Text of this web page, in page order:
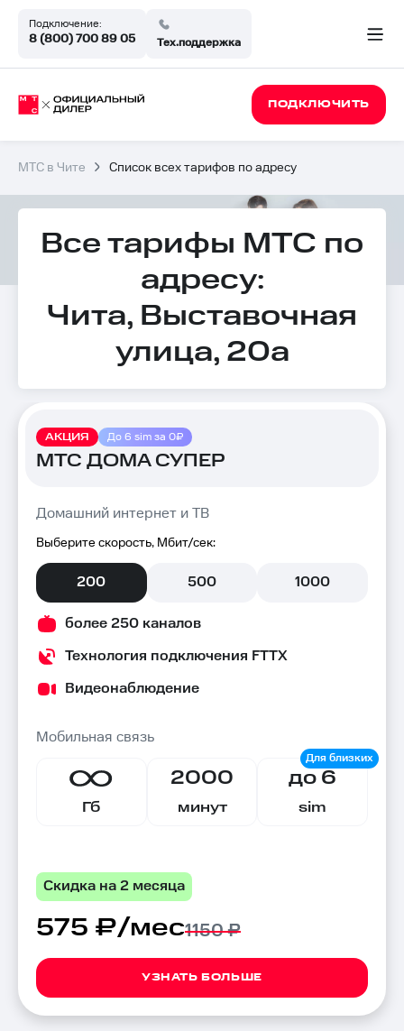
Подключение:
8 (800) 700 89 05 Тех.поддержка
ПОДКЛЮЧИТЬ
МТС в Чите Список всех тарифов по адресу
Все тарифы МТС по
адресу:
Чита, Выставочная
улица, 20а
АКЦИЯ До 6 sim за 0₽
МТС ДОМА СУПЕР
Домашний интернет и ТВ
Выберите скорость, Мбит/сек:
200 500 1000
более 250 каналов
Технология подключения FTTX
Видеонаблюдение
Мобильная связь
Гб
2000
минут
до 6
sim
Скидка на 2 месяца
575 ₽/мес1150 ₽
УЗНАТЬ БОЛЬШЕ